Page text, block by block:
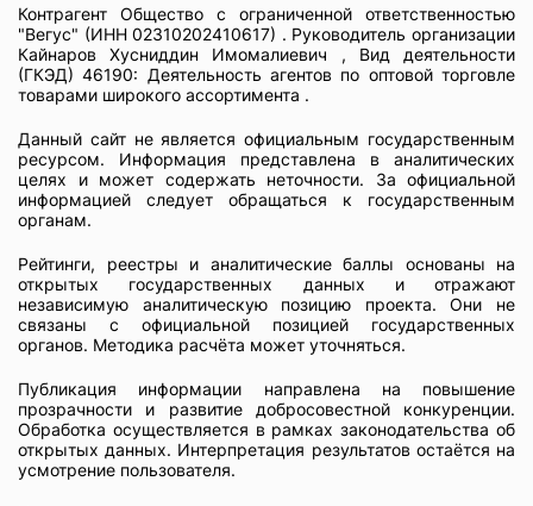
Контрагент Общество с ограниченной ответственностью
"Вегус" (ИНН 02310202410617) . Руководитель организации
Кайнаров Хусниддин Имомалиевич , Вид деятельности
(ГКЭД) 46190: Деятельность агентов по оптовой торговле
товарами широкого ассортимента .
Данный сайт не является официальным государственным
ресурсом. Информация представлена в аналитических
целях и может содержать неточности. За официальной
информацией следует обращаться к государственным
органам.
Рейтинги, реестры и аналитические баллы основаны на
открытых государственных данных и отражают
независимую аналитическую позицию проекта. Они не
связаны с официальной позицией государственных
органов. Методика расчёта может уточняться.
Публикация информации направлена на повышение
прозрачности и развитие добросовестной конкуренции.
Обработка осуществляется в рамках законодательства об
открытых данных. Интерпретация результатов остаётся на
усмотрение пользователя.